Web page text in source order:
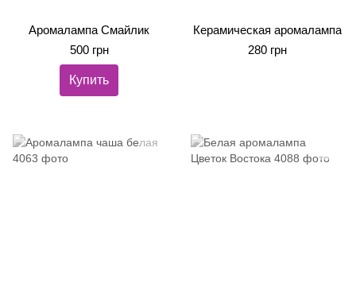
Аромалампа Смайлик
500 грн
Купить
Керамическая аромалампа
280 грн